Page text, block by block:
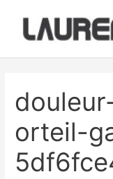
contenu
orteil-
articles